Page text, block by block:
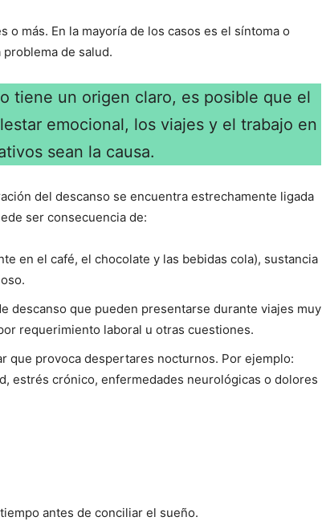
o más. En la mayoría de los casos es el síntoma o
de salud.
tiene un origen claro, es posible que el
emocional, los viajes y el trabajo en
sean la causa.
del descanso se encuentra estrechamente ligada
ser consecuencia de:
en el café, el chocolate y las bebidas cola), sustancia
descanso que pueden presentarse durante viajes muy
requerimiento laboral u otras cuestiones.
que provoca despertares nocturnos. Por ejemplo:
estrés crónico, enfermedades neurológicas o dolores
antes de conciliar el sueño.